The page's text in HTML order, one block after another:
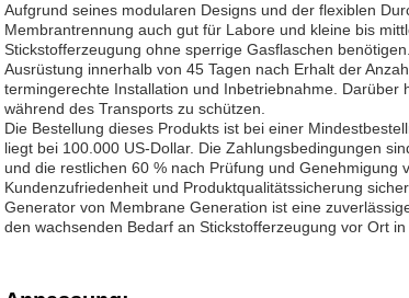
Aufgrund seines modularen Designs und der flexiblen
Membrantrennung auch gut für Labore und kleine bis
Stickstofferzeugung ohne sperrige Gasflaschen
Ausrüstung innerhalb von 45 Tagen nach Erhalt der
termingerechte Installation und Inbetriebnahme.
während des Transports zu schützen.
Die Bestellung dieses Produkts ist bei einer
liegt bei 100.000 US-Dollar. Die Zahlungsbedingungen
und die restlichen 60 % nach Prüfung und Genehmigung
Kundenzufriedenheit und Produktqualitätssicherung
Generator von Membrane Generation ist eine
den wachsenden Bedarf an Stickstofferzeugung vor Ort